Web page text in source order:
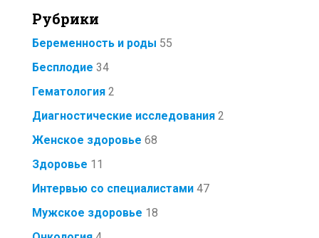
Рубрики
Беременность и роды 55
Бесплодие 34
Гематология 2
Диагностические исследования 2
Женское здоровье 68
Здоровье 11
Интервью со специалистами 47
Мужское здоровье 18